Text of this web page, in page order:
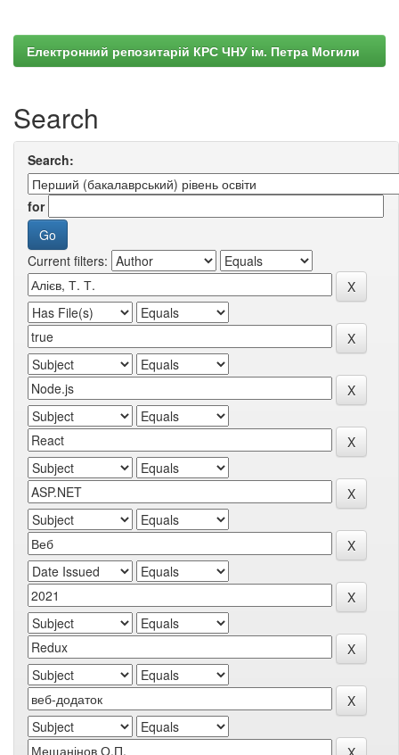
Електронний репозитарій КРС ЧНУ ім. Петра Могили
Search
Search:
for
Current filters: